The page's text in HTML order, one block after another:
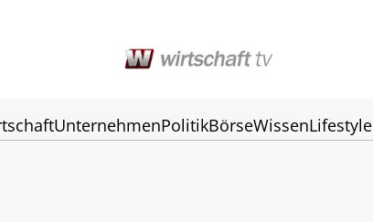
UnternehmenPolitikBörseWissenLifestyle